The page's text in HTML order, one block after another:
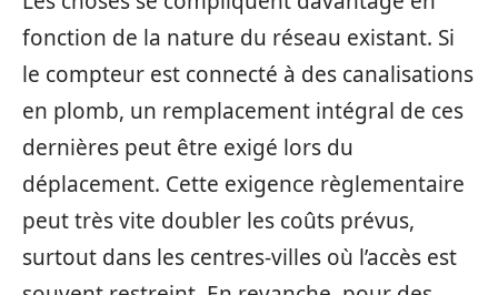
fonction de la nature du réseau existant. Si
le compteur est connecté à des canalisations
en plomb, un remplacement intégral de ces
dernières peut être exigé lors du
déplacement. Cette exigence règlementaire
peut très vite doubler les coûts prévus,
surtout dans les centres-villes où l’accès est